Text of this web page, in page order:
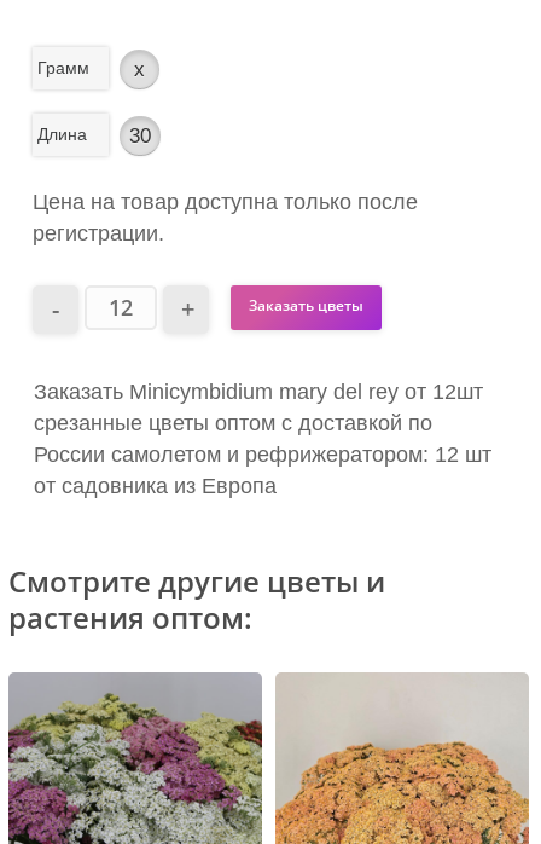
Грамм x
Длина 30
Цена на товар доступна только после
регистрации.
Заказать цветы
Заказать Minicymbidium mary del rey от 12шт
срезанные цветы оптом с доставкой по
России самолетом и рефрижератором: 12 шт
от садовника из Европа
Смотрите другие цветы и
растения оптом: